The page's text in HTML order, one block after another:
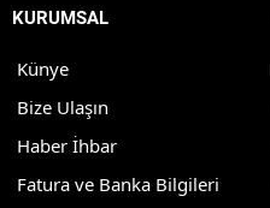
KURUMSAL
Künye
Bize Ulaşın
Haber İhbar
Fatura ve Banka Bilgileri